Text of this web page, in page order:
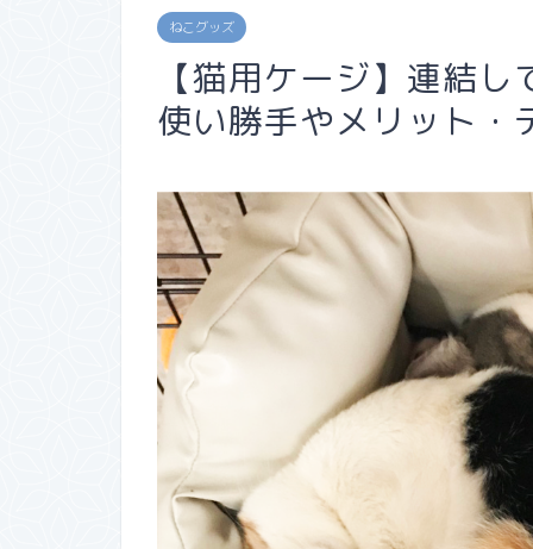
ねこグッズ
【猫用ケージ】連結
使い勝手やメリット・